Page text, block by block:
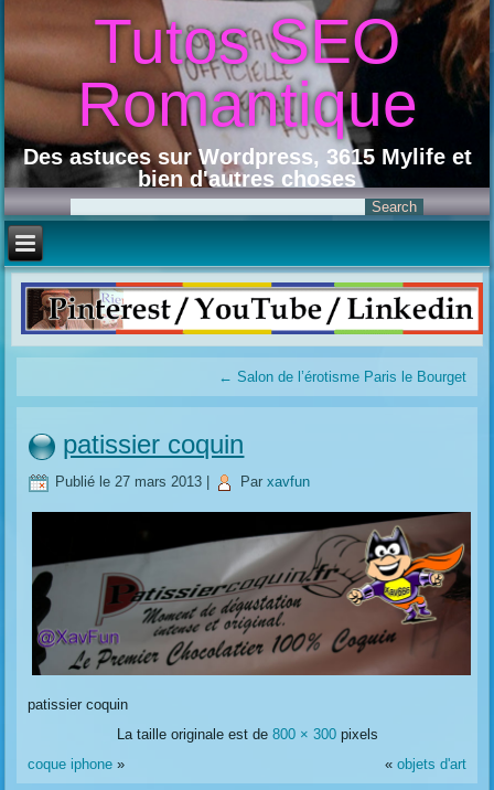
Tutos SEO
Romantique
Des astuces sur Wordpress, 3615 Mylife et
bien d'autres choses
← Salon de l’érotisme Paris le Bourget
patissier coquin
Publié le 27 mars 2013 Par xavfun
patissier coquin
La taille originale est de 800 × 300pixels
coque iphone » « objets d'art